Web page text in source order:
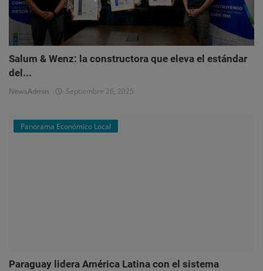
Salum & Wenz: la constructora que eleva el estándar
del...
NewsAdmin Septiembre 26, 2025
Panorama Económico Local
Paraguay lidera América Latina con el sistema